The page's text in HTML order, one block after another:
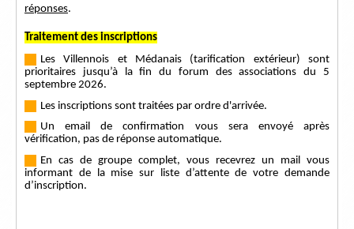
réponses.
Traitement des inscriptions
Les Villennois et Médanais (tarification extérieur) sont
prioritaires jusqu’à la fin du forum des associations du 5
septembre 2026.
Les inscriptions sont traitées par ordre d'arrivée.
Un email de confirmation vous sera envoyé après
vérification, pas de réponse automatique.
En cas de groupe complet, vous recevrez un mail vous
informant de la mise sur liste d’attente de votre demande
d’inscription.